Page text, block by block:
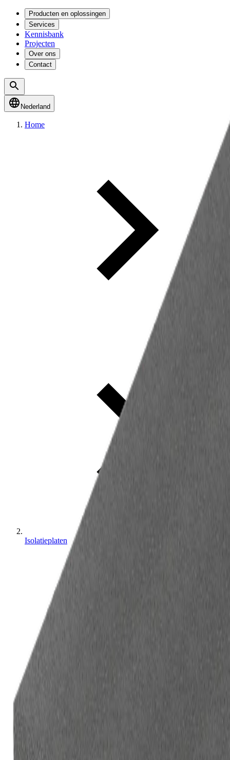
Producten en oplossingen
Services
Kennisbank
Projecten
Over ons
Contact
Nederland
Home
Isolatieplaten
Gevelisolatieplaten